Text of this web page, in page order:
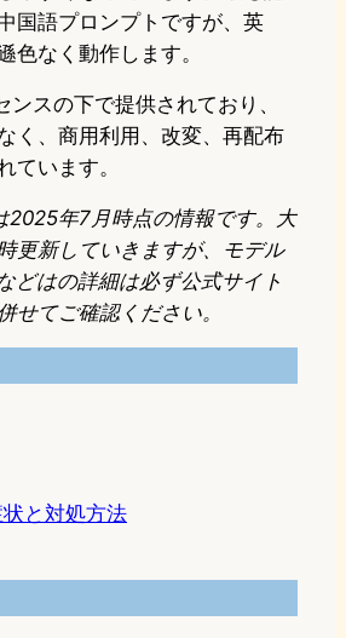
国語プロンプトですが、英
色なく動作します。
ンスの下で提供されており、
く、商用利用、改変、再配布
ています。
2025年7月時点の情報です。大
更新していきますが、モデル
どはの詳細は必ず公式サイト
せてご確認ください。
と対処方法